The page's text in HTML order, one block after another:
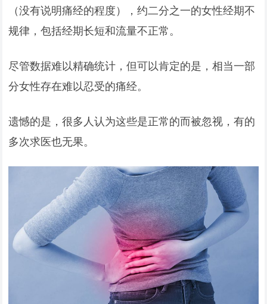
（没有说明痛经的程度），约二分之一的女性经期不
规律，包括经期长短和流量不正常。
尽管数据难以精确统计，但可以肯定的是，相当一部
分女性存在难以忍受的痛经。
遗憾的是，很多人认为这些是正常的而被忽视，有的
多次求医也无果。